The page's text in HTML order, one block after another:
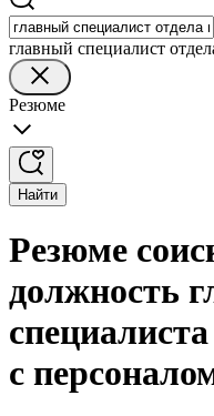
главный специалист
Резюме
Найти
Резюме
должность
с